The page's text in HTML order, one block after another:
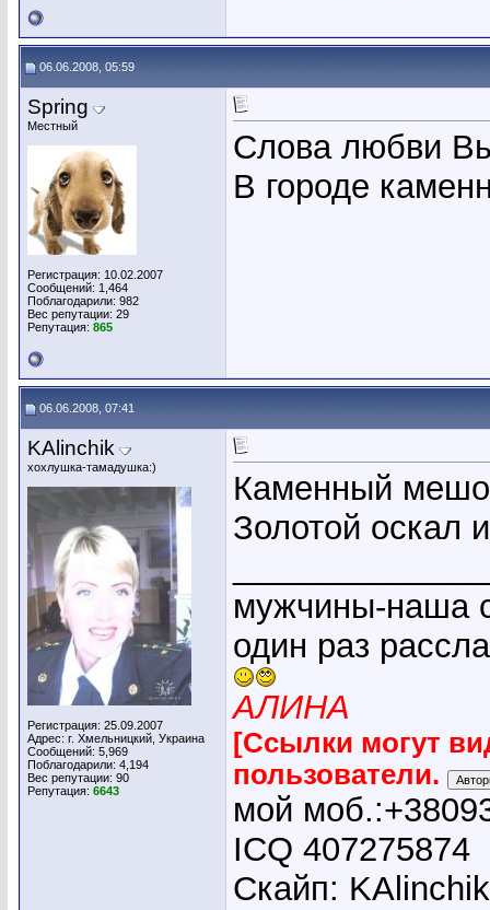
06.06.2008, 05:59
Spring
Местный
Регистрация: 10.02.2007
Сообщений: 1,464
Поблагодарили: 982
Вес репутации: 29
Репутация: 865
Слова любви
В городе
06.06.2008, 07:41
KAlinchik
хохлушка-тамадушка:)
Регистрация: 25.09.2007
Адрес: г. Хмельницкий, Украина
Сообщений: 5,969
Поблагодарили: 4,194
Вес репутации: 90
Репутация: 6643
Каменный
Золотой оскал
мужчины-наша
один раз
АЛИНА
[Ссылки могут
пользователи.
мой
ICQ 407275874
Скайп: